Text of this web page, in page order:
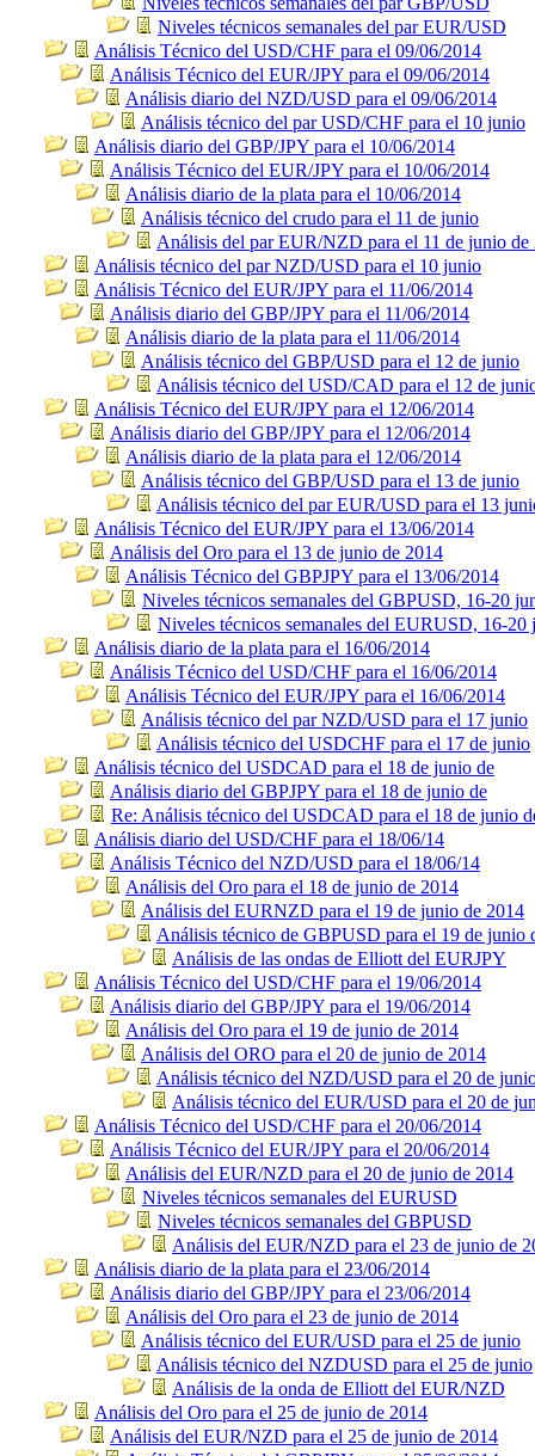
Niveles técnicos semanales del par EUR/USD
Análisis Técnico del USD/CHF para el 09/06/2014
Análisis Técnico del EUR/JPY para el 09/06/2014
Análisis diario del NZD/USD para el 09/06/2014
Análisis técnico del par USD/CHF para el 10 junio
Análisis diario del GBP/JPY para el 10/06/2014
Análisis Técnico del EUR/JPY para el 10/06/2014
Análisis diario de la plata para el 10/06/2014
Análisis técnico del crudo para el 11 de junio
Análisis del par EUR/NZD para el 11 de junio de
Análisis técnico del par NZD/USD para el 10 junio
Análisis Técnico del EUR/JPY para el 11/06/2014
Análisis diario del GBP/JPY para el 11/06/2014
Análisis diario de la plata para el 11/06/2014
Análisis técnico del GBP/USD para el 12 de junio
Análisis técnico del USD/CAD para el 12 de
Análisis Técnico del EUR/JPY para el 12/06/2014
Análisis diario del GBP/JPY para el 12/06/2014
Análisis diario de la plata para el 12/06/2014
Análisis técnico del GBP/USD para el 13 de junio
Análisis técnico del par EUR/USD para el 13
Análisis Técnico del EUR/JPY para el 13/06/2014
Análisis del Oro para el 13 de junio de 2014
Análisis Técnico del GBPJPY para el 13/06/2014
Niveles técnicos semanales del GBPUSD, 16-20
Niveles técnicos semanales del EURUSD, 16-20
Análisis diario de la plata para el 16/06/2014
Análisis Técnico del USD/CHF para el 16/06/2014
Análisis Técnico del EUR/JPY para el 16/06/2014
Análisis técnico del par NZD/USD para el 17 junio
Análisis técnico del USDCHF para el 17 de junio
Análisis técnico del USDCAD para el 18 de junio de
Análisis diario del GBPJPY para el 18 de junio de
Re: Análisis técnico del USDCAD para el 18 de junio
Análisis diario del USD/CHF para el 18/06/14
Análisis Técnico del NZD/USD para el 18/06/14
Análisis del Oro para el 18 de junio de 2014
Análisis del EURNZD para el 19 de junio de 2014
Análisis técnico de GBPUSD para el 19 de junio
Análisis de las ondas de Elliott del EURJPY
Análisis Técnico del USD/CHF para el 19/06/2014
Análisis diario del GBP/JPY para el 19/06/2014
Análisis del Oro para el 19 de junio de 2014
Análisis del ORO para el 20 de junio de 2014
Análisis técnico del NZD/USD para el 20 de
Análisis técnico del EUR/USD para el 20 de
Análisis Técnico del USD/CHF para el 20/06/2014
Análisis Técnico del EUR/JPY para el 20/06/2014
Análisis del EUR/NZD para el 20 de junio de 2014
Niveles técnicos semanales del EURUSD
Niveles técnicos semanales del GBPUSD
Análisis del EUR/NZD para el 23 de junio de
Análisis diario de la plata para el 23/06/2014
Análisis diario del GBP/JPY para el 23/06/2014
Análisis del Oro para el 23 de junio de 2014
Análisis técnico del EUR/USD para el 25 de junio
Análisis técnico del NZDUSD para el 25 de junio
Análisis de la onda de Elliott del EUR/NZD
Análisis del Oro para el 25 de junio de 2014
Análisis del EUR/NZD para el 25 de junio de 2014